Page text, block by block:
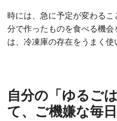
時には、急に予定が変わる
分で作ったものを食べる機
は、冷凍庫の存在をうまく使
自分の「ゆるご
て、ご機嫌な毎